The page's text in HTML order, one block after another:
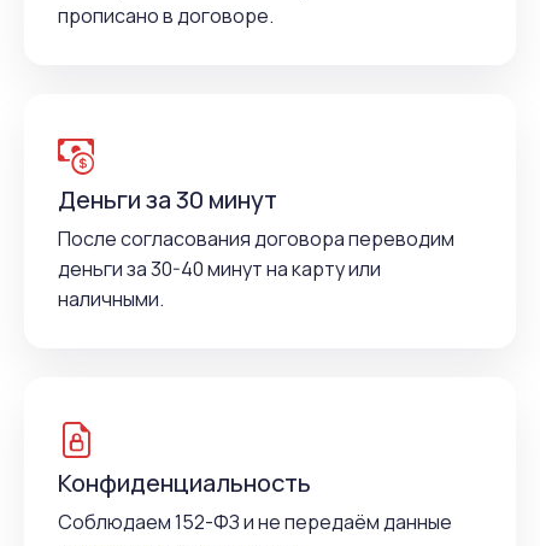
прописано в договоре.
Деньги за 30 минут
После согласования договора переводим
деньги за 30-40 минут на карту или
наличными.
Конфиденциальность
Соблюдаем 152-ФЗ и не передаём данные